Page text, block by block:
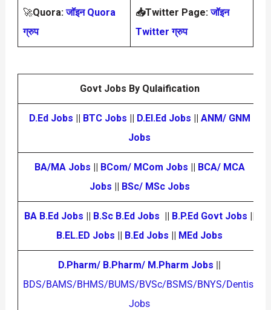
🚀Quora:जॉइन Quora
ग्रुप
📥Twitter Page:जॉइन
Twitter ग्रुप
Govt Jobs By Qulaification
D.Ed Jobs || BTC Jobs || D.El.Ed Jobs || ANM/ GNM
Jobs
BA/MA Jobs || BCom/ MCom Jobs || BCA/ MCA
Jobs || BSc/ MSc Jobs
BA B.Ed Jobs || B.Sc B.Ed Jobs || B.P.Ed Govt Jobs ||
B.EL.ED Jobs || B.Ed Jobs || MEd Jobs
D.Pharm/ B.Pharm/ M.Pharm Jobs ||
BDS/BAMS/BHMS/BUMS/BVSc/BSMS/BNYS/Dentist
Jobs